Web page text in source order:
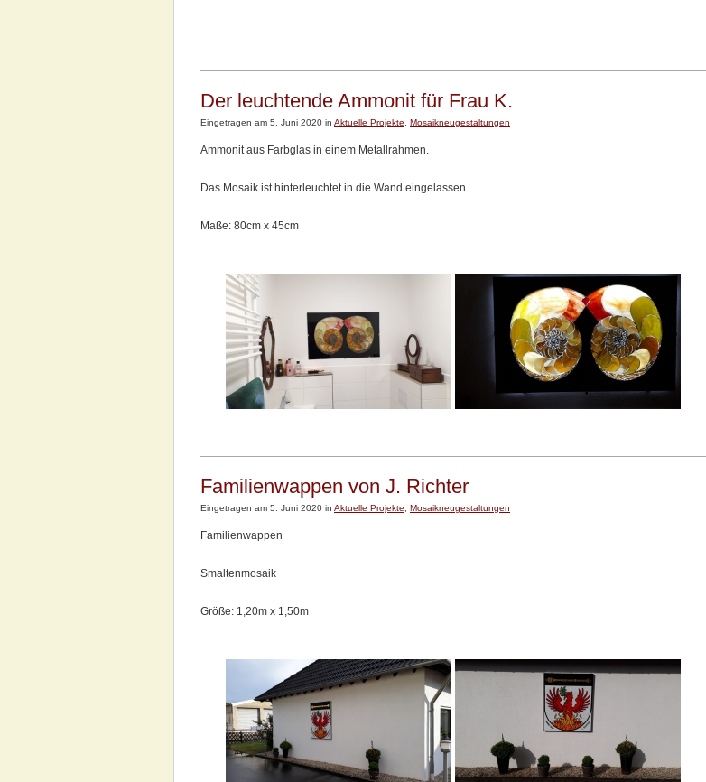
Der leuchtende Ammonit für Frau K.
Eingetragen am 5. Juni 2020 in Aktuelle Projekte Mosaikneugestaltungen
Ammonit aus Farbglas in einem Metallrahmen.
Das Mosaik ist hinterleuchtet in die Wand eingelassen.
Maße: 80cm x 45cm
Familienwappen von J. Richter
Eingetragen am 5. Juni 2020 in Aktuelle Projekte Mosaikneugestaltungen
Familienwappen
Smaltenmosaik
Größe: 1,20m x 1,50m